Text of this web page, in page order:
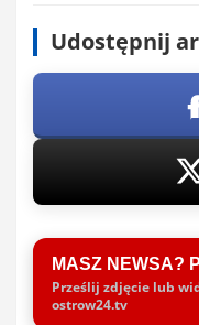
Udostępnij
MASZ NEWSA?
Prześlij zdjęcie lub
ostrow24.tv